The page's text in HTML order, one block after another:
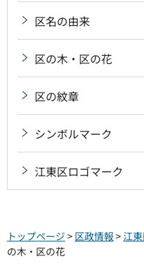
区名の由来
区の木・区の花
区の紋章
シンボルマーク
江東区ロゴマーク
トップページ > 区政情報 >江
の木・区の花